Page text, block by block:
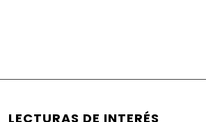
LECTURAS DE INTERÉS